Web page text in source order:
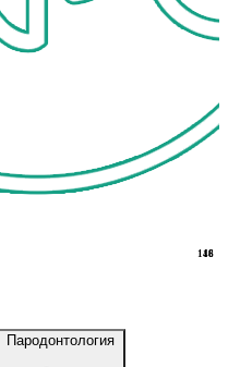
Пародонтология
16
148